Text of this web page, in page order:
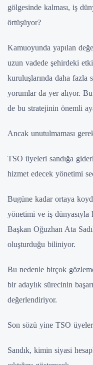
gölgesinde kalması, iş
örtüşüyor?
Kamuoyunda yapılan
uzun vadede şehirdeki
kuruluşlarında daha fazla
yorumlar da yer alıyor.
de bu stratejinin önemli
Ancak unutulmaması
TSO üyeleri sandığa
hizmet edecek yönetimi
Bugüne kadar ortaya
yönetimi ve iş dünyasıyla
Başkan Oğuzhan Ata
oluşturduğu biliniyor.
Bu nedenle birçok
bir adaylık sürecinin
değerlendiriyor.
Son sözü yine TSO
Sandık, kimin siyasi